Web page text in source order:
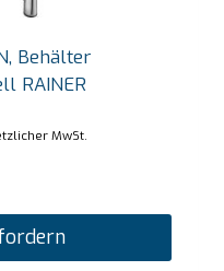
Behälter
RAINER
MwSt.